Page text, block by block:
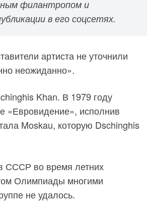
филантропом и
в его соцсетях.
артиста не уточнили
неожиданно».
Khan. В 1979 году
«Евровидение», исполнив
Moskau, которую Dschinghis
СССР во время летних
Олимпиады многими
не удалось.